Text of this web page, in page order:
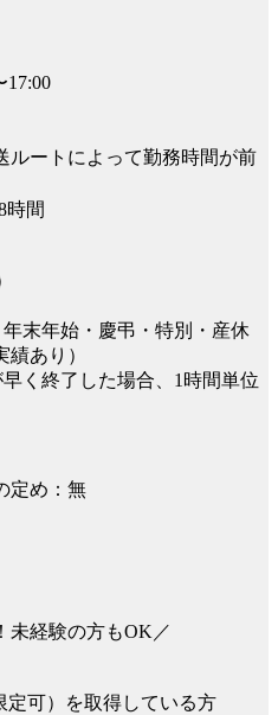
17:00
ートによって勤務時間が前
時間
末年始・慶弔・特別・産休
あり）
く終了した場合、1時間単位
定め：無
未経験の方もOK／
定可）を取得している方